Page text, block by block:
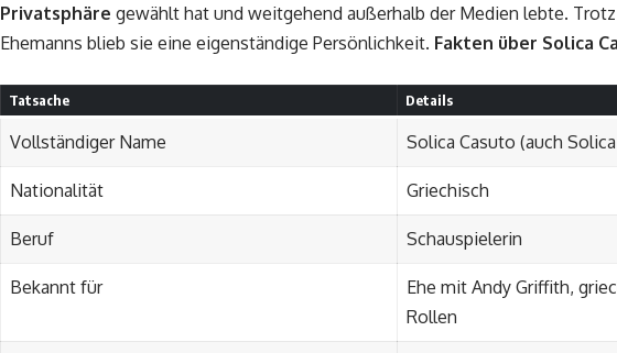
Privatsphäre gewählt hat und weitgehend außerhalb der Medien lebte.
Ehemanns blieb sie eine eigenständige Persönlichkeit. Fakten über Solica
Tatsache Details
Vollständiger Name Solica Casuto (auch
Nationalität Griechisch
Beruf Schauspielerin
Bekannt für
Ehe mit Andy Griffith,
Rollen